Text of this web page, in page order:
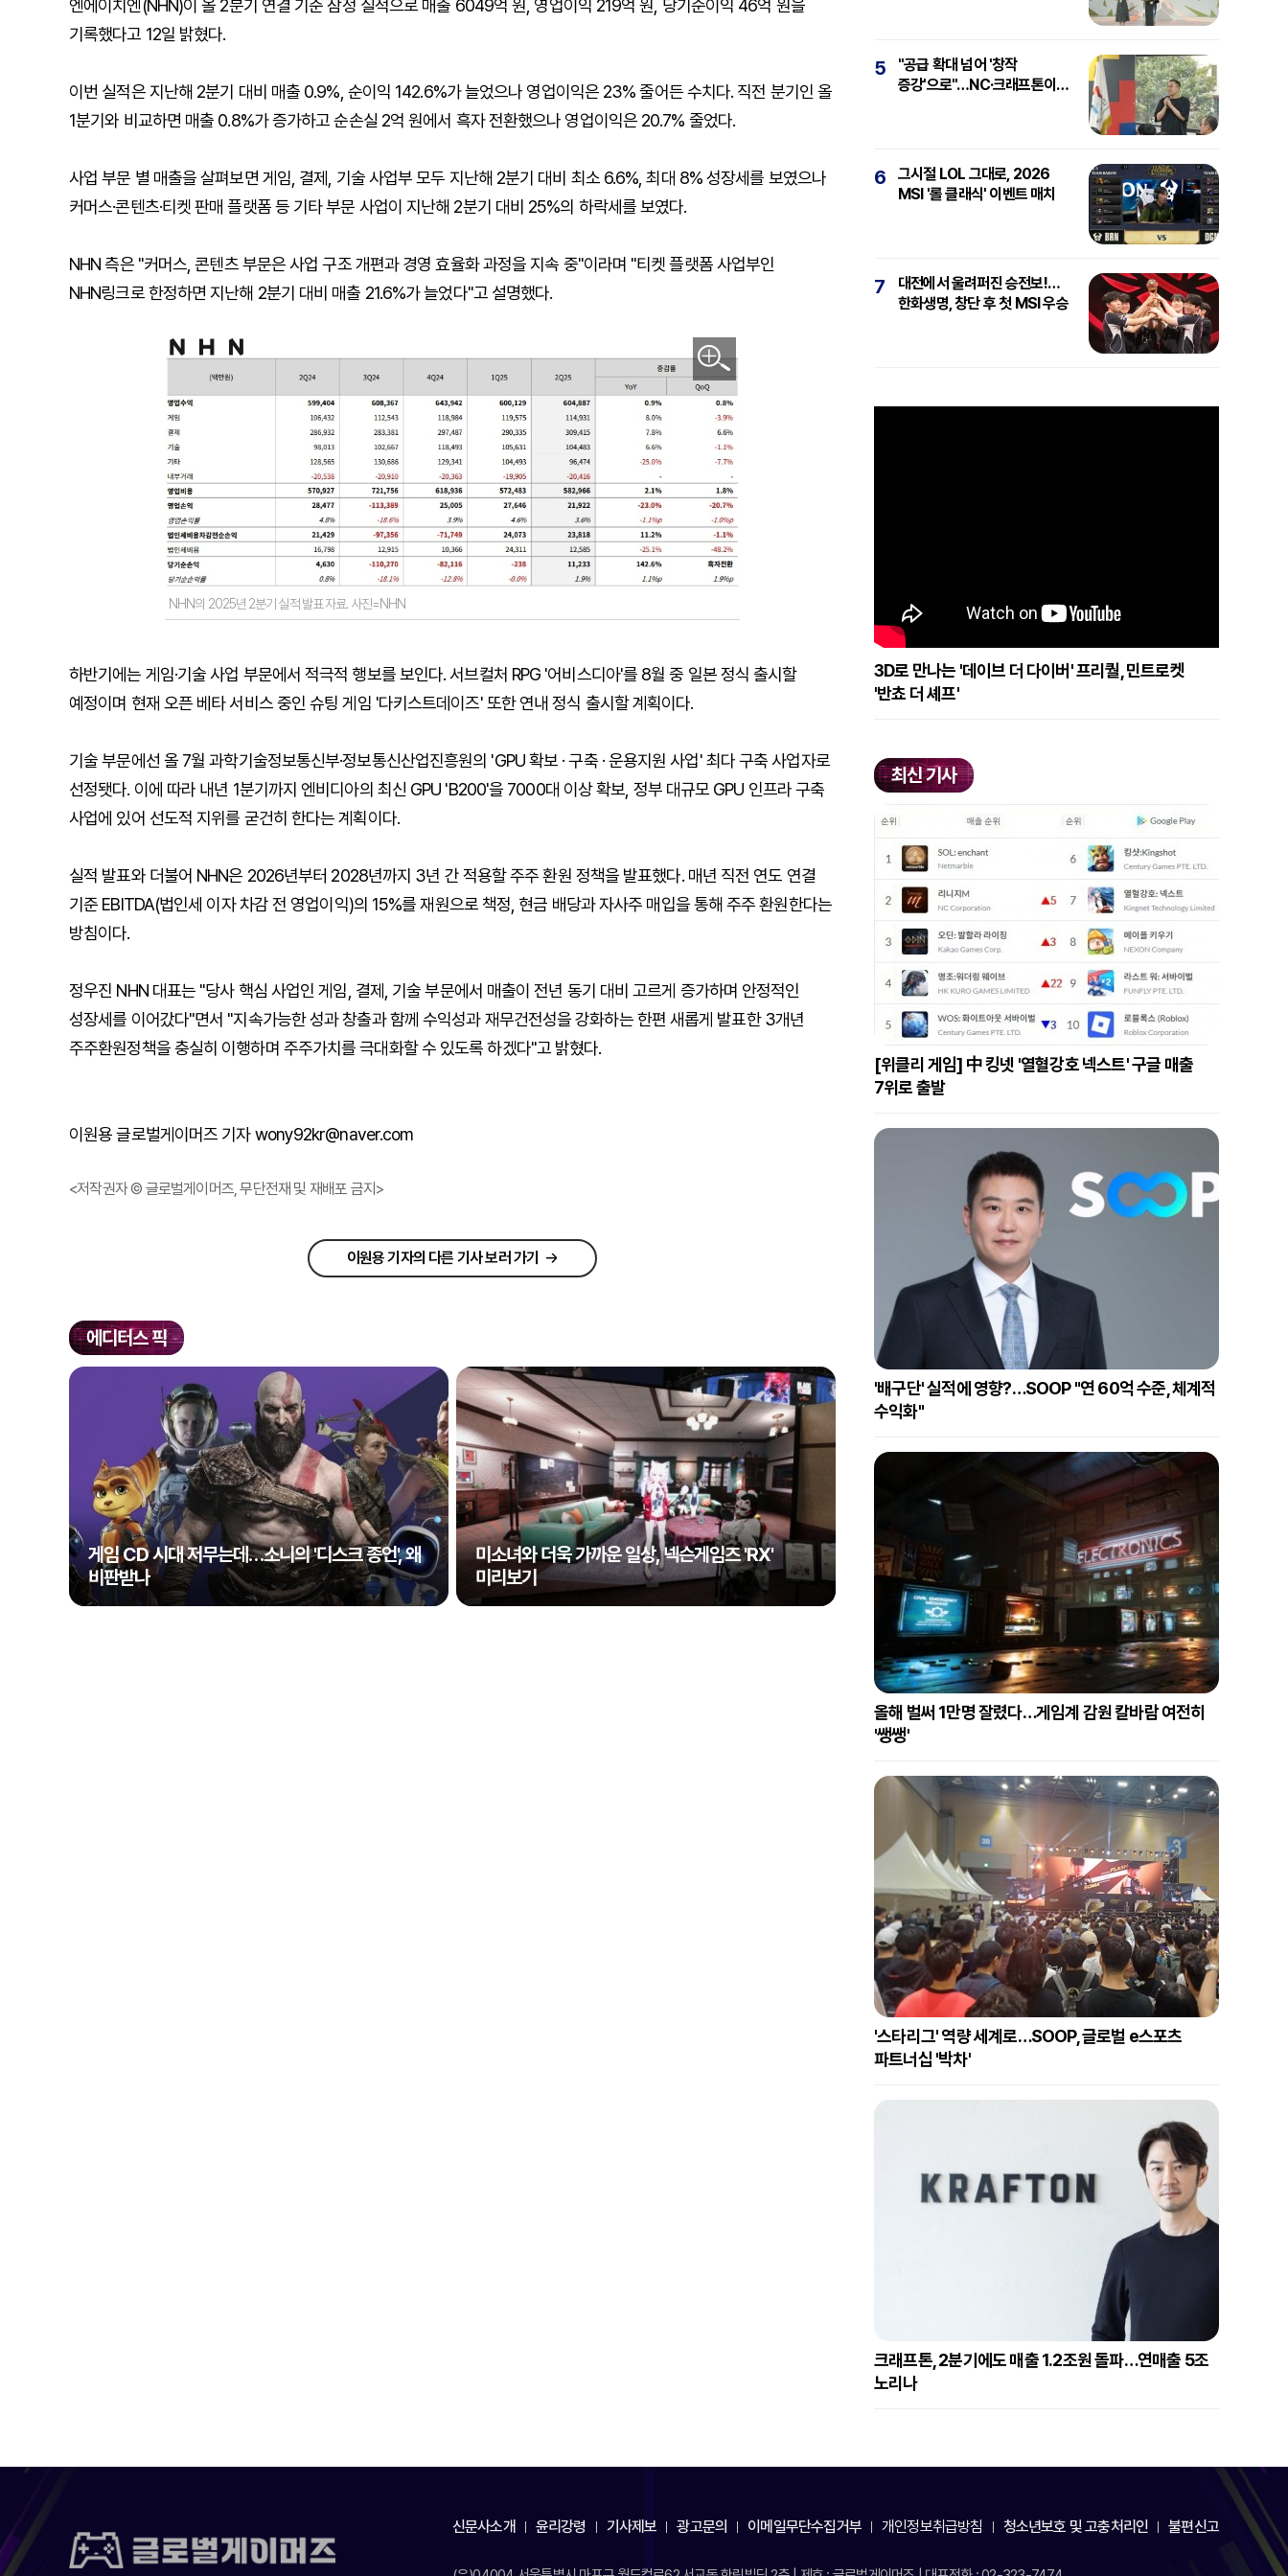
엔에이치엔(NHN)이 올 2분기 연결 기준 잠정 실적으로 매출 6049억 원, 영업이익 219억 원, 당기순이익 46억 원을
기록했다고 12일 밝혔다.
이번 실적은 지난해 2분기 대비 매출 0.9%, 순이익 142.6%가 늘었으나 영업이익은 23% 줄어든 수치다. 직전 분기인 올
1분기와 비교하면 매출 0.8%가 증가하고 순손실 2억 원에서 흑자 전환했으나 영업이익은 20.7% 줄었다.
사업 부문 별 매출을 살펴보면 게임, 결제, 기술 사업부 모두 지난해 2분기 대비 최소 6.6%, 최대 8% 성장세를 보였으나
커머스·콘텐츠·티켓 판매 플랫폼 등 기타 부문 사업이 지난해 2분기 대비 25%의 하락세를 보였다.
NHN 측은 "커머스, 콘텐츠 부문은 사업 구조 개편과 경영 효율화 과정을 지속 중"이라며 "티켓 플랫폼 사업부인
NHN링크로 한정하면 지난해 2분기 대비 매출 21.6%가 늘었다"고 설명했다.
NHN의 2025년 2분기 실적 발표 자료. 사진=NHN
하반기에는 게임·기술 사업 부문에서 적극적 행보를 보인다. 서브컬처 RPG '어비스디아'를 8월 중 일본 정식 출시할
예정이며 현재 오픈 베타 서비스 중인 슈팅 게임 '다키스트데이즈' 또한 연내 정식 출시할 계획이다.
기술 부문에선 올 7월 과학기술정보통신부·정보통신산업진흥원의 'GPU 확보 · 구축 · 운용지원 사업' 최다 구축 사업자로
선정됏다. 이에 따라 내년 1분기까지 엔비디아의 최신 GPU 'B200'을 7000대 이상 확보, 정부 대규모 GPU 인프라 구축
사업에 있어 선도적 지위를 굳건히 한다는 계획이다.
실적 발표와 더불어 NHN은 2026년부터 2028년까지 3년 간 적용할 주주 환원 정책을 발표했다. 매년 직전 연도 연결
기준 EBITDA(법인세 이자 차감 전 영업이익)의 15%를 재원으로 책정, 현금 배당과 자사주 매입을 통해 주주 환원한다는
방침이다.
정우진 NHN 대표는 "당사 핵심 사업인 게임, 결제, 기술 부문에서 매출이 전년 동기 대비 고르게 증가하며 안정적인
성장세를 이어갔다"면서 "지속가능한 성과 창출과 함께 수익성과 재무건전성을 강화하는 한편 새롭게 발표한 3개년
주주환원정책을 충실히 이행하며 주주가치를 극대화할 수 있도록 하겠다"고 밝혔다.
이원용 글로벌게이머즈 기자 wony92kr@naver.com
<저작권자 © 글로벌게이머즈, 무단전재 및 재배포 금지>
이원용 기자의 다른 기사 보러 가기
에디터스 픽
게임 CD 시대 저무는데…소니의 '디스크 종언', 왜
비판받나
미소녀와 더욱 가까운 일상, 넥슨게임즈 'RX'
미리보기
5
"공급 확대 넘어 '창작
증강'으로"…NC·크래프톤이
6
그시절 LOL 그대로, 2026
MSI '롤 클래식' 이벤트 매치
7
대전에서 울려퍼진 승전보!…
한화생명, 창단 후 첫 MSI 우승
3D로 만나는 '데이브 더 다이버' 프리퀄, 민트로켓
'반쵸 더 셰프'
최신 기사
[위클리 게임] 中 킹넷 '열혈강호 넥스트' 구글 매출
7위로 출발
'배구단' 실적에 영향?…SOOP "연 60억 수준, 체계적
수익화"
올해 벌써 1만명 잘렸다…게임계 감원 칼바람 여전히
'쌩쌩'
'스타리그' 역량 세계로…SOOP, 글로벌 e스포츠
파트너십 '박차'
크래프톤, 2분기에도 매출 1.2조원 돌파…연매출 5조
노리나
신문사소개 윤리강령 기사제보 광고문의 이메일무단수집거부 개인정보취급방침 청소년보호 및 고충처리인 불편신고